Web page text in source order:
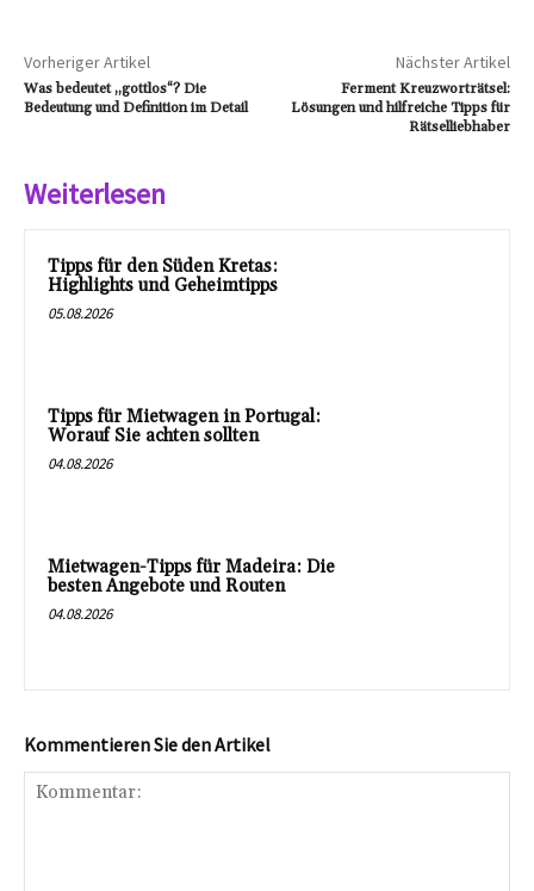
Vorheriger Artikel
Was bedeutet „gottlos“? Die
Bedeutung und Definition im Detail
Nächster Artikel
Ferment Kreuzworträtsel:
Lösungen und hilfreiche Tipps für
Rätselliebhaber
Weiterlesen
Tipps für den Süden Kretas:
Highlights und Geheimtipps
05.08.2026
Tipps für Mietwagen in Portugal:
Worauf Sie achten sollten
04.08.2026
Mietwagen-Tipps für Madeira: Die
besten Angebote und Routen
04.08.2026
Kommentieren Sie den Artikel